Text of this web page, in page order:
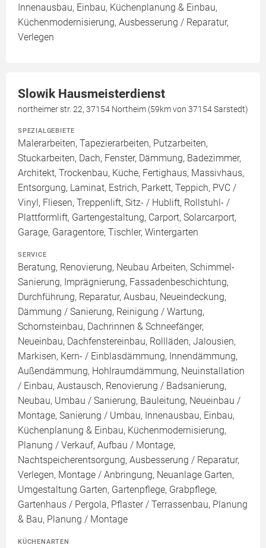
Innenausbau, Einbau, Küchenplanung & Einbau,
Küchenmodernisierung, Ausbesserung / Reparatur,
Verlegen
Slowik Hausmeisterdienst
northeimer str. 22, 37154 Northeim (59km von 37154 Sarstedt)
SPEZIALGEBIETE
Malerarbeiten, Tapezierarbeiten, Putzarbeiten,
Stuckarbeiten, Dach, Fenster, Dämmung, Badezimmer,
Architekt, Trockenbau, Küche, Fertighaus, Massivhaus,
Entsorgung, Laminat, Estrich, Parkett, Teppich, PVC /
Vinyl, Fliesen, Treppenlift, Sitz- / Hublift, Rollstuhl- /
Plattformlift, Gartengestaltung, Carport, Solarcarport,
Garage, Garagentore, Tischler, Wintergarten
SERVICE
Beratung, Renovierung, Neubau Arbeiten, Schimmel-
Sanierung, Imprägnierung, Fassadenbeschichtung,
Durchführung, Reparatur, Ausbau, Neueindeckung,
Dämmung / Sanierung, Reinigung / Wartung,
Schornsteinbau, Dachrinnen & Schneefänger,
Neueinbau, Dachfenstereinbau, Rollläden, Jalousien,
Markisen, Kern- / Einblasdämmung, Innendämmung,
Außendämmung, Hohlraumdämmung, Neuinstallation
/ Einbau, Austausch, Renovierung / Badsanierung,
Neubau, Umbau / Sanierung, Bauleitung, Neueinbau /
Montage, Sanierung / Umbau, Innenausbau, Einbau,
Küchenplanung & Einbau, Küchenmodernisierung,
Planung / Verkauf, Aufbau / Montage,
Nachtspeicherentsorgung, Ausbesserung / Reparatur,
Verlegen, Montage / Anbringung, Neuanlage Garten,
Umgestaltung Garten, Gartenpflege, Grabpflege,
Gartenhaus / Pergola, Pflaster / Terrassenbau, Planung
& Bau, Planung / Montage
KÜCHENARTEN